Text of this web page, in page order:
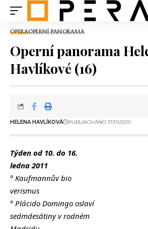
OPERAOPERNÍ PANORAMA
Operní panorama
Havlíkové (16)
HELENA HAVLÍKOVÁ PUBLIKOVÁNO 17/01/2011
Týden od 10. do 16.
ledna 2011
° Kaufmannův bio
verismus
° Plácido Domingo oslaví
sedmdesátiny v rodném